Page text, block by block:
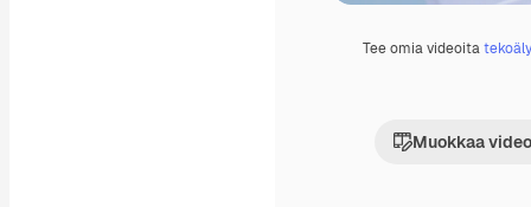
Tee omia videoita
Muokkaa